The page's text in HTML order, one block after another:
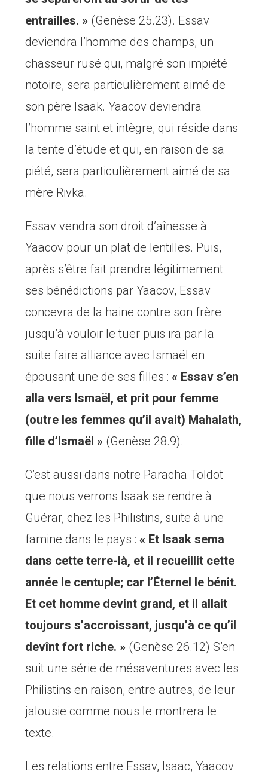
entrailles. » (Genèse 25.23). Essav
deviendra l’homme des champs, un
chasseur rusé qui, malgré son impiété
notoire, sera particulièrement aimé de
son père Isaak. Yaacov deviendra
l’homme saint et intègre, qui réside dans
la tente d’étude et qui, en raison de sa
piété, sera particulièrement aimé de sa
mère Rivka.
Essav vendra son droit d’aînesse à
Yaacov pour un plat de lentilles. Puis,
après s’être fait prendre légitimement
ses bénédictions par Yaacov, Essav
concevra de la haine contre son frère
jusqu’à vouloir le tuer puis ira par la
suite faire alliance avec Ismaël en
épousant une de ses filles :« Essav s’en
alla vers Ismaël, et prit pour femme
(outre les femmes qu’il avait) Mahalath,
fille d’Ismaël » (Genèse 28.9).
C’est aussi dans notre Paracha Toldot
que nous verrons Isaak se rendre à
Guérar, chez les Philistins, suite à une
famine dans le pays :« Et Isaak sema
dans cette terre-là, et il recueillit cette
année le centuple; car l’Éternel le bénit.
Et cet homme devint grand, et il allait
toujours s’accroissant, jusqu’à ce qu’il
devînt fort riche. » (Genèse 26.12) S’en
suit une série de mésaventures avec les
Philistins en raison, entre autres, de leur
jalousie comme nous le montrera le
texte.
Les relations entre Essav, Isaac, Yaacov